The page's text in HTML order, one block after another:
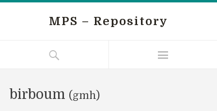
MPS – Repository
birboum (gmh)